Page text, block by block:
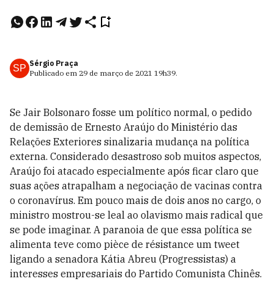
SP Sérgio Praça
Publicado em 29 de março de 2021 19h39.
Se Jair Bolsonaro fosse um político normal, o pedido
de demissão de Ernesto Araújo do Ministério das
Relações Exteriores sinalizaria mudança na política
externa. Considerado desastroso sob muitos aspectos,
Araújo foi atacado especialmente após ficar claro que
suas ações atrapalham a negociação de vacinas contra
o coronavírus. Em pouco mais de dois anos no cargo, o
ministro mostrou-se leal ao olavismo mais radical que
se pode imaginar. A paranoia de que essa política se
alimenta teve como pièce de résistance um tweet
ligando a senadora Kátia Abreu (Progressistas) a
interesses empresariais do Partido Comunista Chinês.